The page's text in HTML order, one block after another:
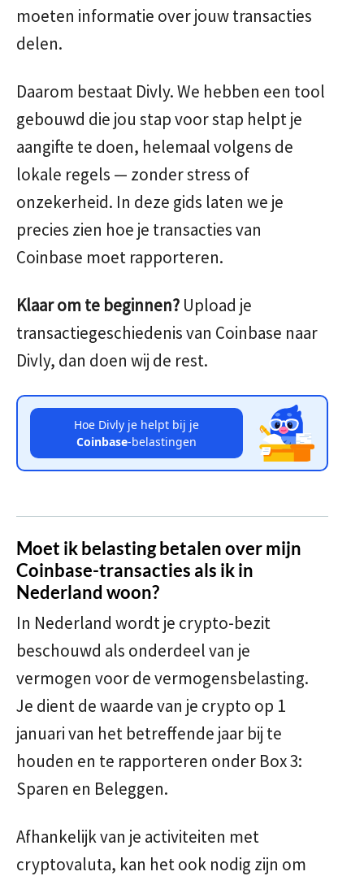
moeten informatie over jouw transacties
delen.
Daarom bestaat Divly. We hebben een tool
gebouwd die jou stap voor stap helpt je
aangifte te doen, helemaal volgens de
lokale regels — zonder stress of
onzekerheid. In deze gids laten we je
precies zien hoe je transacties van
Coinbase moet rapporteren.
Klaar om te beginnen? Upload je
transactiegeschiedenis van Coinbase naar
Divly, dan doen wij de rest.
Hoe Divly je helpt bij je
Coinbase-belastingen
Moet ik belasting betalen over mijn
Coinbase-transacties als ik in
Nederland woon?
In Nederland wordt je crypto-bezit
beschouwd als onderdeel van je
vermogen voor de vermogensbelasting.
Je dient de waarde van je crypto op 1
januari van het betreffende jaar bij te
houden en te rapporteren onder Box 3:
Sparen en Beleggen.
Afhankelijk van je activiteiten met
cryptovaluta, kan het ook nodig zijn om